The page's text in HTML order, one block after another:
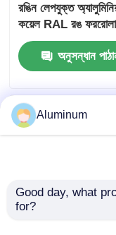
রঙিন লেপযুক্ত
কয়েল RAL রঙ
শাটার বিল্ডিং সজ্জা খাঁজ
অনুসন্ধান
Aluminum
Good day, what
for?